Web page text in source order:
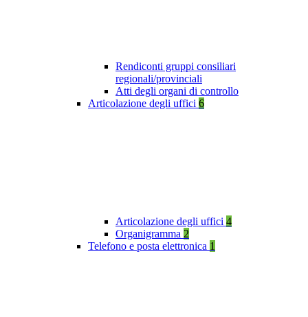
Rendiconti gruppi consiliari
regionali/provinciali
Atti degli organi di controllo
Articolazione degli uffici 6
Articolazione degli uffici 4
Organigramma 2
Telefono e posta elettronica 1